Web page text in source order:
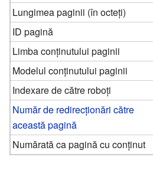
Lungimea paginii (în octeți)
ID pagină
Limba conținutului paginii
Modelul conținutului paginii
Indexare de către roboți
Număr de redirecționări către
această pagină
Numărată ca pagină cu conținut